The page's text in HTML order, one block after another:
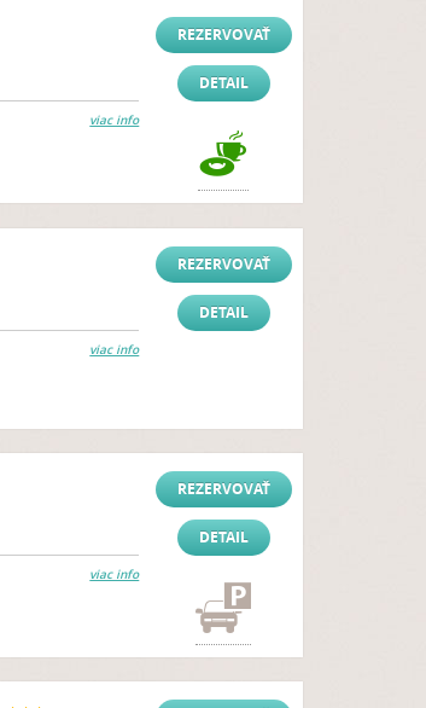
viac info
REZERVOVAŤ
DETAIL
viac info
REZERVOVAŤ
DETAIL
viac info
REZERVOVAŤ
DETAIL